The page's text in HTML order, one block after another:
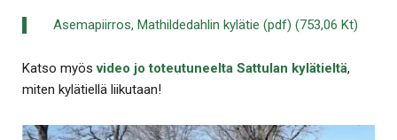
Asemapiirros, Mathildedahlin kylätie (pdf) (753,06 Kt)
Katso myösvideo jo toteutuneelta Sattulan kylätieltä,
miten kylätiellä liikutaan!